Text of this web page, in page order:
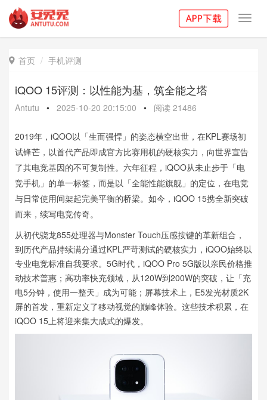
 首页 手机评测
iQOO 15评测：以性能为基，筑全能之塔
Antutu • 2025-10-20 20:15:00 • 阅读 21486
2019年，iQOO以「生而强悍」的姿态横空出世，在KPL赛场初
试锋芒，以首代产品即成官方比赛用机的硬核实力，向世界宣告
了其电竞基因的不可复制性。六年征程，iQOO从未止步于「电
竞手机」的单一标签，而是以「全能性能旗舰」的定位，在电竞
与日常使用间架起完美平衡的桥梁。如今，iQOO 15携全新突破
而来，续写电竞传奇。
从初代骁龙855处理器与Monster Touch压感按键的革新组合，
到历代产品持续满分通过KPL严苛测试的硬核实力，iQOO始终以
专业电竞标准自我要求。5G时代，iQOO Pro 5G版以亲民价格推
动技术普惠；高功率快充领域，从120W到200W的突破，让「充
电5分钟，使用一整天」成为可能；屏幕技术上，E5发光材质2K
屏的首发，重新定义了移动视觉的巅峰体验。这些技术积累，在
iQOO 15上将迎来集大成式的爆发。